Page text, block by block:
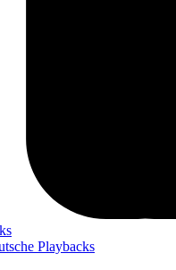
Playbacks